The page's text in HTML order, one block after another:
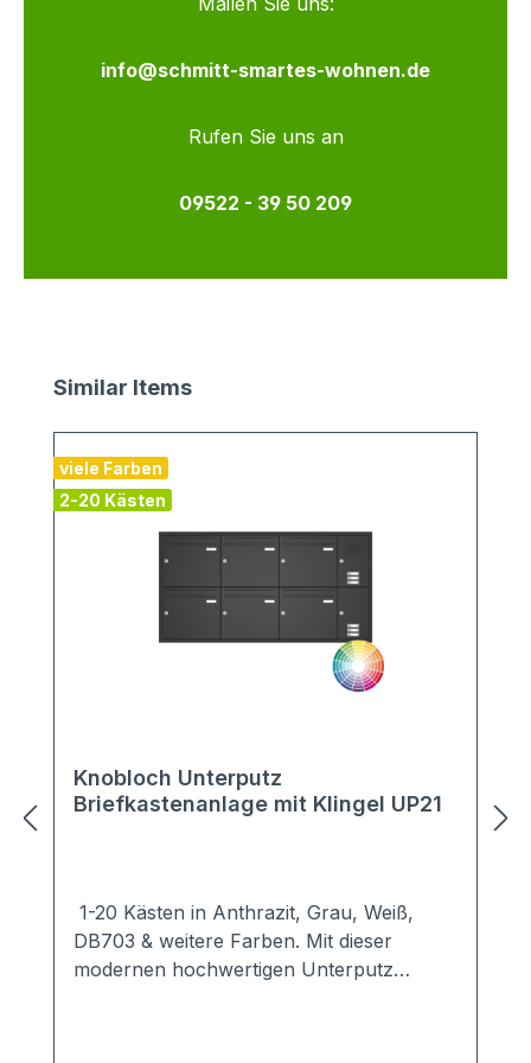
info@schmitt-smartes-wohnen.de
Rufen Sie uns an
09522 - 39 50 209
Produktgalerie überspringen
Similar Items
viele Farben
2-20 Kästen
Knobloch Unterputz
Briefkastenanlage mit Klingel UP21
1-20 Kästen in Anthrazit, Grau, Weiß,
DB703 & weitere Farben. Mit dieser
modernen hochwertigen Unterputz